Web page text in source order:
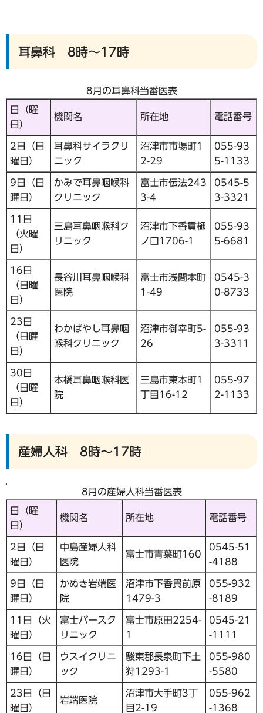
耳鼻科 8時～17時
8月の耳鼻科当番医表
日（曜
日）
機関名 所在地 電話番号
2日（日
曜日）
耳鼻科サイラクリ
ニック
沼津市市場町1
2-29
055-93
5-1133
9日（日
曜日）
かみで耳鼻咽喉科
クリニック
富士市伝法243
3-4
0545-5
3-3321
11日
（火曜
日）
三島耳鼻咽喉科ク
リニック
沼津市下香貫樋
ノ口1706-1
055-93
5-6681
16日
（日曜
日）
長谷川耳鼻咽喉科
医院
富士市浅間本町
1-49
0545-3
0-8733
23日
（日曜
日）
わかばやし耳鼻咽
喉科クリニック
沼津市御幸町5-
26
055-93
3-3311
30日
（日曜
日）
本橋耳鼻咽喉科医
院
三島市東本町1
丁目16-12
055-97
2-1133
産婦人科 8時～17時
8月の産婦人科当番医表
日（曜
日）
機関名 所在地 電話番号
2日（日
曜日）
中島産婦人科
医院
富士市青葉町160
0545-51
-4188
9日（日
曜日）
かぬき岩端医
院
沼津市下香貫前原
1479-3
055-932
-8189
11日（火
曜日）
富士バースク
リニック
富士市原田2254-
1
0545-21
-1111
16日（日
曜日）
ウスイクリニ
ック
駿東郡長泉町下土
狩1293-1
055-980
-5580
23日（日
曜日）
岩端医院
沼津市大手町3丁
目2-19
055-962
-1368